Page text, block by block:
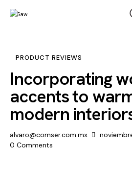
PRODUCT REVIEWS
Incorporating
accents to
modern
alvaro@comser.com.mx
0 Comments